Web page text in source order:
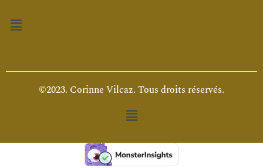
Menu
©2023. Corinne Vilcaz. Tous droits réservés.
Menu